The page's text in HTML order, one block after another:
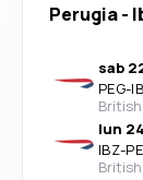
Perugia-
sab
PEG-
lun
IBZ-